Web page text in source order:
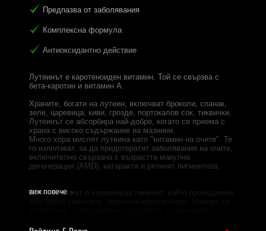
Предпазва от заболявания
Комплексна формула
Антиоксидантно действие
Лутеинът e каротеноиден витамин. Той се свързва с
бета-каротин и витамин А.
Храните, богати на лутеин, включват броколи, спанак,
зеле, царевица, киви, грозде, портокалов сок, тиквички.
Лутеинът се абсорбира най-добре, когато се приема с
храна с високо съдържание на мазнини.
Много хора мислят лутеина като "витамин на очите". Те
го използват, за да предотвратят заболявания на очите,
включително свързана с възрастта макулна
дегенерация (AMD), катаракта и ретинит пигментоза.
Астаксантинът е червеникав пигмент, който принадлежи
скариди и други морски дарове.
виж повече